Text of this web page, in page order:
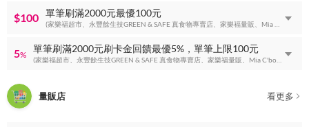
$100 單筆刷滿2000元最優100元
5%
單筆刷滿2000元刷卡金回饋最優5%，單筆上限100元
量販店 看更多